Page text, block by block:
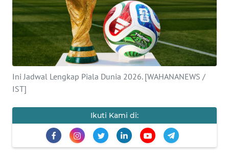
Ini Jadwal Lengkap Piala Dunia 2026. [WAHANANEWS /
IST]
Ikuti Kami di:
Informasi
INDEKS
BERITA
KONTAK
KAMI